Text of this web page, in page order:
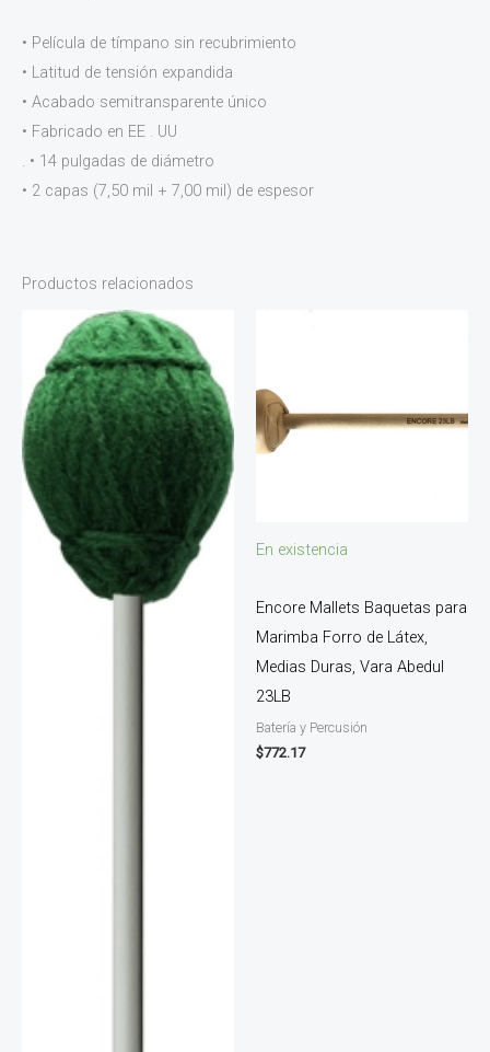
• Película de tímpano sin recubrimiento
• Latitud de tensión expandida
• Acabado semitransparente único
• Fabricado en EE . UU
. • 14 pulgadas de diámetro
• 2 capas (7,50 mil + 7,00 mil) de espesor
Productos relacionados
En existencia
Encore Mallets Baquetas para
Marimba Forro de Látex,
Medias Duras, Vara Abedul
23LB
Batería y Percusión
$772.17